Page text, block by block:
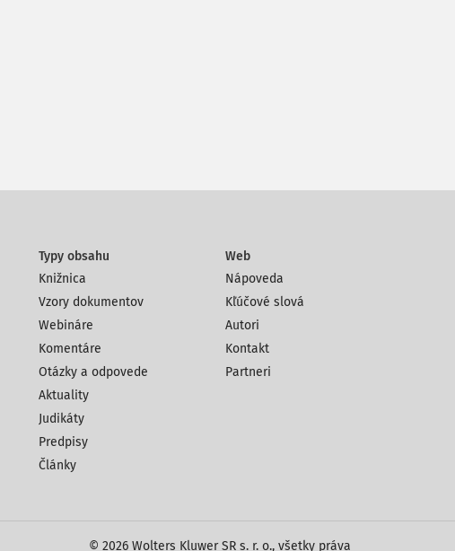
Typy obsahu
Knižnica
Vzory dokumentov
Webináre
Komentáre
Otázky a odpovede
Aktuality
Judikáty
Predpisy
Články
Web
Nápoveda
Kľúčové slová
Autori
Kontakt
Partneri
© 2026 Wolters Kluwer SR s. r. o., všetky práva